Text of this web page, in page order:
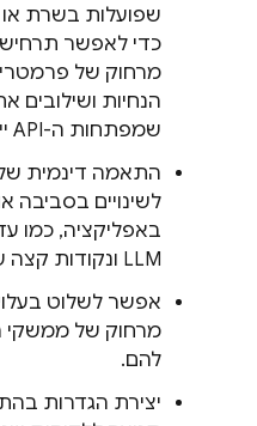
שפועלות בשרת
כדי לאפשר
הנחיות ושילובים
שמפתחות ה-API יישארו מאובטחים.
התאמה דינמית
לשינויים בסביבה
באפליקציה, כמו
LLM ונקודות קצה של מודלים.
אפשר לשלוט
להם.
יצירת הגדרות